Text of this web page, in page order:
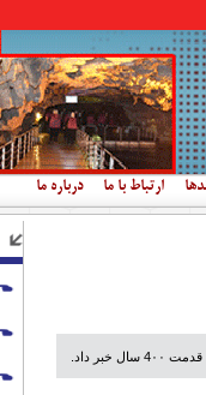
ارتباط با ما درباره ما
داد.